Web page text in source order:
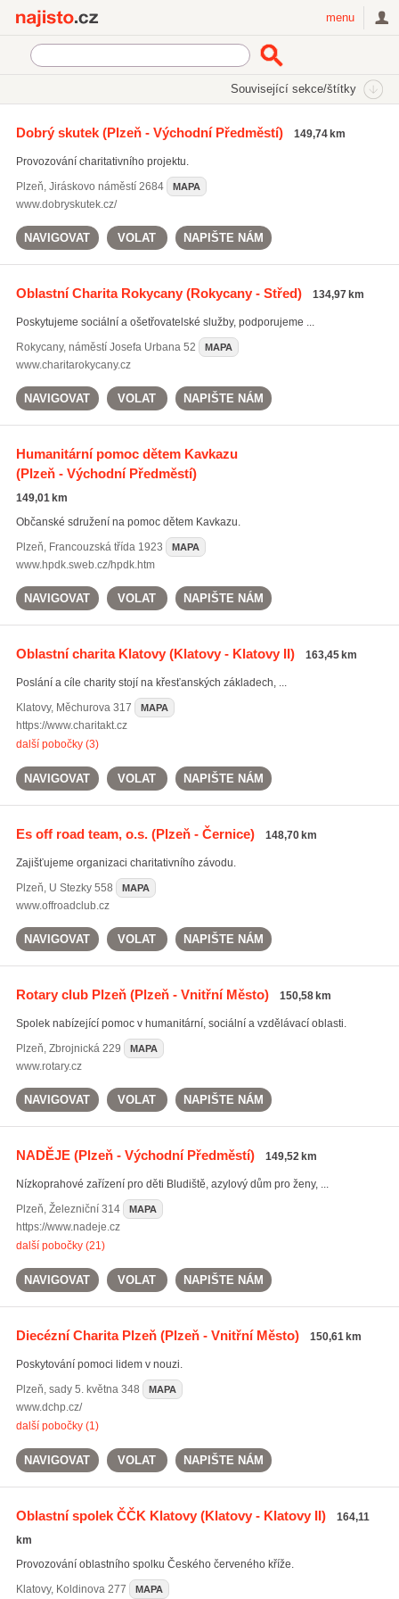
menu
Související sekce/štítky
Dobrý skutek(Plzeň - Východní Předměstí) 149,74 km
Provozování charitativního projektu.
Plzeň, Jiráskovo náměstí 2684 MAPA
www.dobryskutek.cz/
NAVIGOVAT VOLAT NAPIŠTE NÁM
Oblastní Charita Rokycany(Rokycany - Střed) 134,97 km
Poskytujeme sociální a ošetřovatelské služby, podporujeme ...
Rokycany, náměstí Josefa Urbana 52 MAPA
www.charitarokycany.cz
NAVIGOVAT VOLAT NAPIŠTE NÁM
Humanitární pomoc dětem Kavkazu
(Plzeň - Východní Předměstí)
149,01 km
Občanské sdružení na pomoc dětem Kavkazu.
Plzeň, Francouzská třída 1923 MAPA
www.hpdk.sweb.cz/hpdk.htm
NAVIGOVAT VOLAT NAPIŠTE NÁM
Oblastní charita Klatovy(Klatovy - Klatovy II) 163,45 km
Poslání a cíle charity stojí na křesťanských základech, ...
Klatovy, Měchurova 317 MAPA
https://www.charitakt.cz
další pobočky (3)
NAVIGOVAT VOLAT NAPIŠTE NÁM
Es off road team, o.s.(Plzeň - Černice) 148,70 km
Zajišťujeme organizaci charitativního závodu.
Plzeň, U Stezky 558 MAPA
www.offroadclub.cz
NAVIGOVAT VOLAT NAPIŠTE NÁM
Rotary club Plzeň(Plzeň - Vnitřní Město) 150,58 km
Spolek nabízející pomoc v humanitární, sociální a vzdělávací oblasti.
Plzeň, Zbrojnická 229 MAPA
www.rotary.cz
NAVIGOVAT VOLAT NAPIŠTE NÁM
NADĚJE(Plzeň - Východní Předměstí) 149,52 km
Nízkoprahové zařízení pro děti Bludiště, azylový dům pro ženy, ...
Plzeň, Železniční 314 MAPA
https://www.nadeje.cz
další pobočky (21)
NAVIGOVAT VOLAT NAPIŠTE NÁM
Diecézní Charita Plzeň(Plzeň - Vnitřní Město) 150,61 km
Poskytování pomoci lidem v nouzi.
Plzeň, sady 5. května 348 MAPA
www.dchp.cz/
další pobočky (1)
NAVIGOVAT VOLAT NAPIŠTE NÁM
Oblastní spolek ČČK Klatovy(Klatovy - Klatovy II)
164,11
km
Provozování oblastního spolku Českého červeného kříže.
Klatovy, Koldinova 277 MAPA